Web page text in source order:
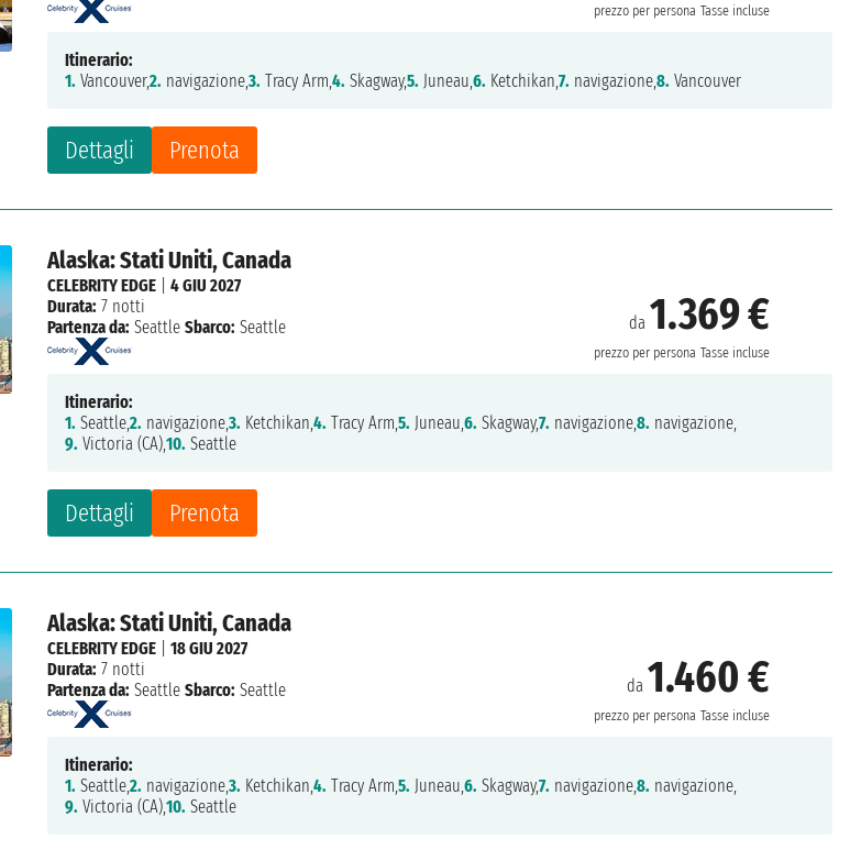
prezzo per persona Tasse incluse
Dettagli Prenota
Itinerario:
1. Vancouver,2. navigazione,3. Tracy Arm,4. Skagway,5. Juneau,6. Ketchikan,7. navigazione,8. Vancouver
Alaska: Stati Uniti, Canada
da 1.369 €
prezzo per persona Tasse incluse
Dettagli Prenota
CELEBRITY EDGE |4 GIU 2027
Durata: 7 notti
Partenza da: Seattle Sbarco: Seattle
Itinerario:
1. Seattle,2. navigazione,3. Ketchikan,4. Tracy Arm,5. Juneau,6. Skagway,7. navigazione,8. navigazione,
9. Victoria (CA),10. Seattle
Alaska: Stati Uniti, Canada
da 1.460 €
prezzo per persona Tasse incluse
CELEBRITY EDGE |18 GIU 2027
Durata: 7 notti
Partenza da: Seattle Sbarco: Seattle
Itinerario:
1. Seattle,2. navigazione,3. Ketchikan,4. Tracy Arm,5. Juneau,6. Skagway,7. navigazione,8. navigazione,
9. Victoria (CA),10. Seattle